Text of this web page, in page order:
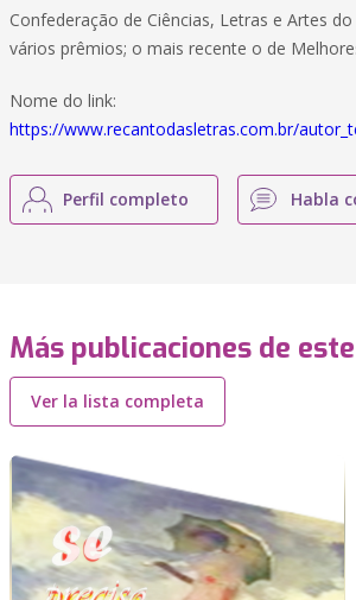
Confederação de Ciências, Letras e Artes do
vários prêmios; o mais recente o de
Nome do link:
https://www.recantodasletras.com.br/
Perfil completo Habla
Más publicaciones de
Ver la lista completa